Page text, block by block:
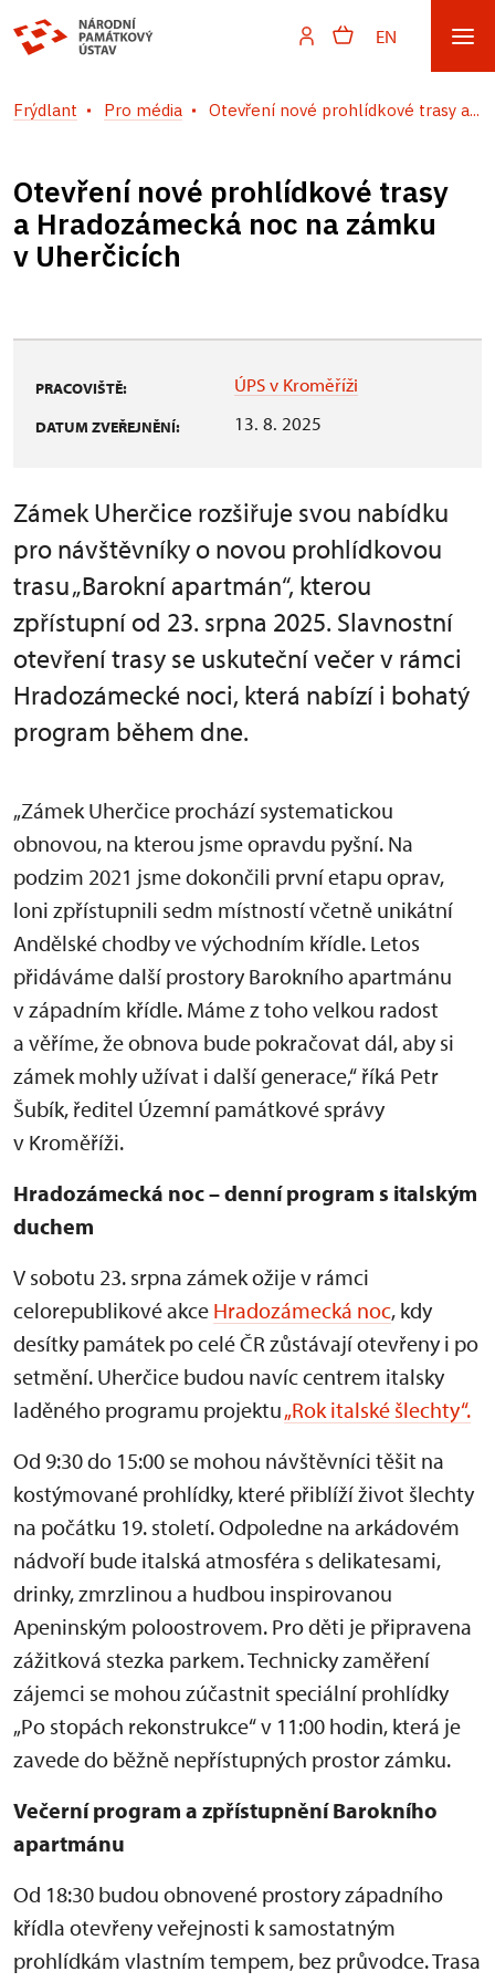
EN
Frýdlant Pro média Otevření nové prohlídkové trasy a...
Otevření nové prohlídkové trasy
a Hradozámecká noc na zámku
v Uherčicích
PRACOVIŠTĚ: ÚPS v Kroměříži
DATUM ZVEŘEJNĚNÍ: 13. 8. 2025
Zámek Uherčice rozšiřuje svou nabídku
pro návštěvníky o novou prohlídkovou
trasu „Barokní apartmán“, kterou
zpřístupní od 23. srpna 2025. Slavnostní
otevření trasy se uskuteční večer v rámci
Hradozámecké noci, která nabízí i bohatý
program během dne.
„Zámek Uherčice prochází systematickou
obnovou, na kterou jsme opravdu pyšní. Na
podzim 2021 jsme dokončili první etapu oprav,
loni zpřístupnili sedm místností včetně unikátní
Andělské chodby ve východním křídle. Letos
přidáváme další prostory Barokního apartmánu
v západním křídle. Máme z toho velkou radost
a věříme,že obnova bude pokračovat dál, aby si
zámek mohly užívat i další generace,“ říká Petr
Šubík, ředitel Územní památkové správy
v Kroměříži.
Hradozámecká noc– denní program s italským
duchem
V sobotu 23. srpna zámek ožije v rámci
celorepublikové akce Hradozámecká noc, kdy
desítky památek po celéČR zůstávají otevřeny i po
setmění. Uherčice budou navíc centrem italsky
laděného programu projektu„Rok italské šlechty“.
Od 9:30 do 15:00 se mohou návštěvníci těšit na
kostýmované prohlídky, které přiblížíživot šlechty
na počátku 19. století. Odpoledne na arkádovém
nádvoří bude italská atmosféra s delikatesami,
drinky, zmrzlinou a hudbou inspirovanou
Apeninským poloostrovem. Pro děti je připravena
zážitková stezka parkem. Technicky zaměření
zájemci se mohou zúčastnit speciální prohlídky
„Po stopách rekonstrukce“ v 11:00 hodin, která je
zavede do běžně nepřístupných prostor zámku.
Večerní program a zpřístupnění Barokního
apartmánu
Od 18:30 budou obnovené prostory západního
křídla otevřeny veřejnosti k samostatným
prohlídkám vlastním tempem, bez průvodce. Trasa